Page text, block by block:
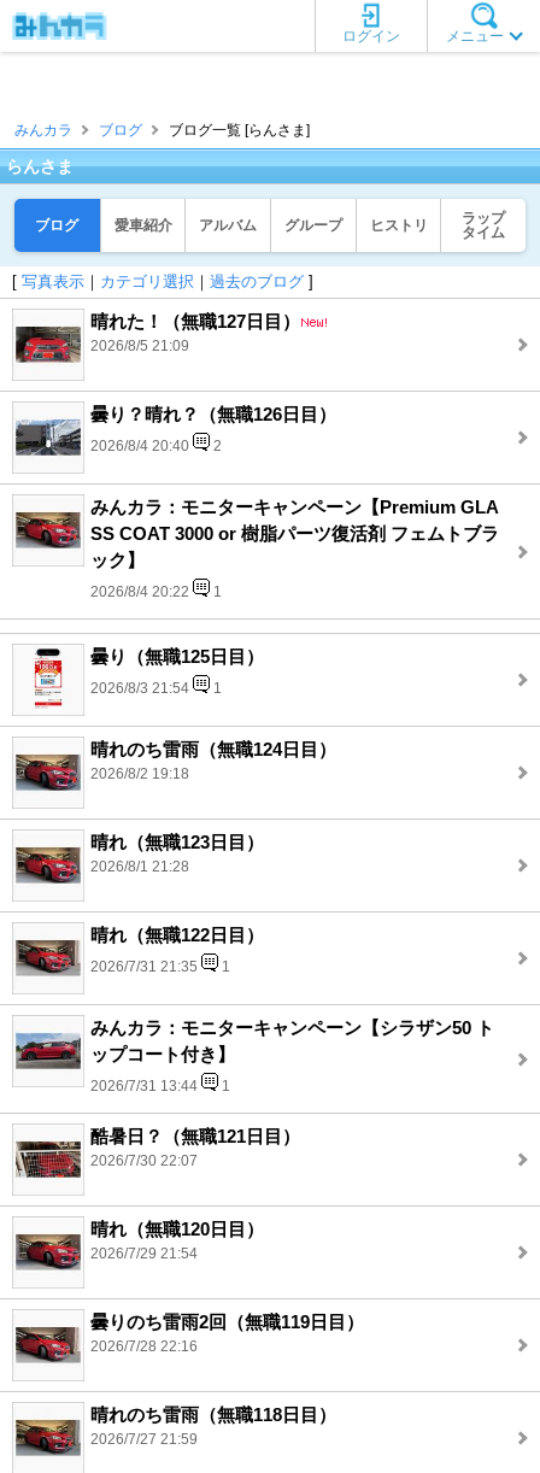
メニュー
ログイン
みんカラ ブログ ブログ一覧 [らんさま]
らんさま
ブログ 愛車紹介 アルバム グループ ヒストリ
ラップ
タイム
[ 写真表示 ｜ カテゴリ選択 ｜ 過去のブログ ]
晴れた！（無職127日目）
2026/8/5 21:09
曇り？晴れ？（無職126日目）
2026/8/4 20:40 2
みんカラ：モニターキャンペーン【Premium GLA
SS COAT 3000 or 樹脂パーツ復活剤 フェムトブラ
ック】
2026/8/4 20:22 1
曇り（無職125日目）
2026/8/3 21:54 1
晴れのち雷雨（無職124日目）
2026/8/2 19:18
晴れ（無職123日目）
2026/8/1 21:28
晴れ（無職122日目）
2026/7/31 21:35 1
みんカラ：モニターキャンペーン【シラザン50 ト
ップコート付き】
2026/7/31 13:44 1
酷暑日？（無職121日目）
2026/7/30 22:07
晴れ（無職120日目）
2026/7/29 21:54
曇りのち雷雨2回（無職119日目）
2026/7/28 22:16
晴れのち雷雨（無職118日目）
2026/7/27 21:59